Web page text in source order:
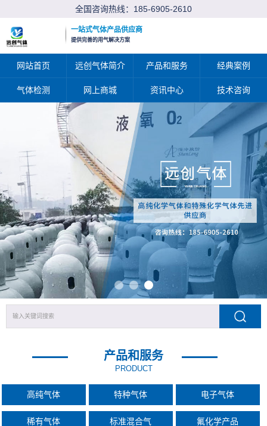
全国咨询热线： 185-6905-2610
一站式气体产品供应商
提供完善的用气解决方案
网站首页 远创气体简介 产品和服务 经典案例
气体检测 网上商城 资讯中心 技术咨询
产品和服务
PRODUCT
高纯气体 特种气体 电子气体
稀有气体 标准混合气 氟化学产品